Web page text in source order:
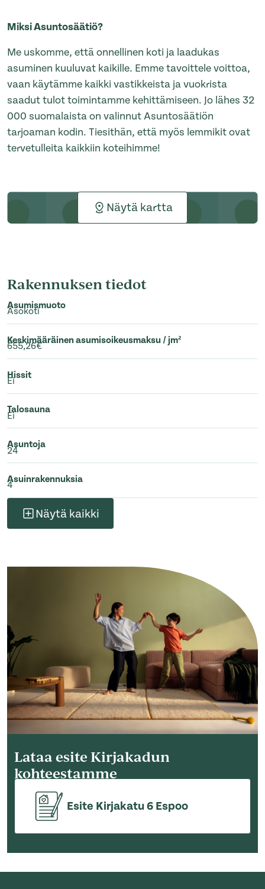
Miksi Asuntosäätiö?
Me uskomme, että onnellinen koti ja laadukas
asuminen kuuluvat kaikille. Emme tavoittele voittoa,
vaan käytämme kaikki vastikkeista ja vuokrista
saadut tulot toimintamme kehittämiseen. Jo lähes 32
000 suomalaista on valinnut Asuntosäätiön
tarjoaman kodin. Tiesithän, että myös lemmikit ovat
tervetulleita kaikkiin koteihimme!
Näytä kartta
Rakennuksen tiedot
Asumismuoto
Asokoti
Keskimääräinen asumisoikeusmaksu / jm²
655,26€
Hissit
Ei
Talosauna
Ei
Asuntoja
24
Asuinrakennuksia
4
Näytä kaikki
Lataa esite Kirjakadun
kohteestamme
Esite Kirjakatu 6 Espoo